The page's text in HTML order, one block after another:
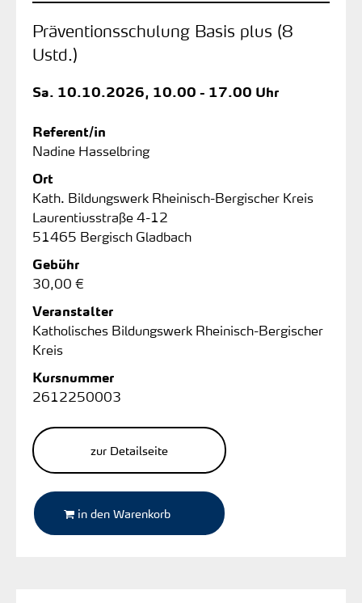
Präventionsschulung Basis plus (8
Ustd.)
Sa. 10.10.2026, 10.00 - 17.00 Uhr
Referent/in
Nadine Hasselbring
Ort
Kath. Bildungswerk Rheinisch-Bergischer Kreis
Laurentiusstraße 4-12
51465 Bergisch Gladbach
Gebühr
30,00 €
Veranstalter
Katholisches Bildungswerk Rheinisch-Bergischer
Kreis
Kursnummer
2612250003
zur Detailseite
in den Warenkorb